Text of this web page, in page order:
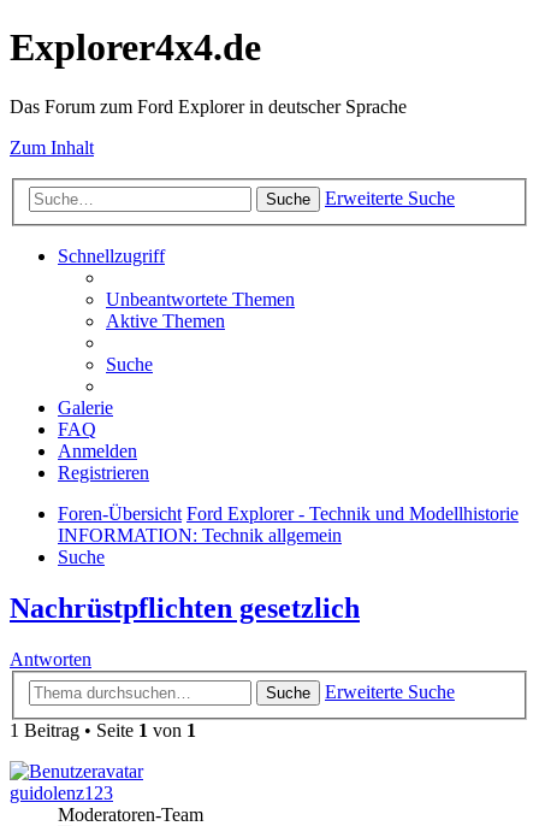
Explorer4x4.de
Das Forum zum Ford Explorer in deutscher Sprache
Zum Inhalt
Suche Erweiterte Suche
Schnellzugriff
Unbeantwortete Themen
Aktive Themen
Suche
Galerie
FAQ
Anmelden
Registrieren
Foren-Übersicht Ford Explorer - Technik und Modellhistorie
INFORMATION: Technik allgemein
Suche
Nachrüstpflichten gesetzlich
Antworten
Suche
Erweiterte Suche
1 Beitrag • Seite 1 von 1
guidolenz123
Moderatoren-Team